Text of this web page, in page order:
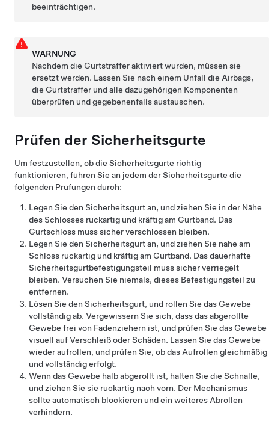
beeinträchtigen.
WARNUNG
Nachdem die Gurtstraffer aktiviert wurden, müssen sie
ersetzt werden. Lassen Sie nach einem Unfall die Airbags,
die Gurtstraffer und alle dazugehörigen Komponenten
überprüfen und gegebenenfalls austauschen.
Prüfen der Sicherheitsgurte
Um festzustellen, ob die Sicherheitsgurte richtig
funktionieren, führen Sie an jedem der Sicherheitsgurte die
folgenden Prüfungen durch:
Legen Sie den Sicherheitsgurt an, und ziehen Sie in der Nähe
des Schlosses ruckartig und kräftig am Gurtband. Das
Gurtschloss muss sicher verschlossen bleiben.
Legen Sie den Sicherheitsgurt an, und ziehen Sie nahe am
Schloss ruckartig und kräftig am Gurtband. Das dauerhafte
Sicherheitsgurtbefestigungsteil muss sicher verriegelt
bleiben. Versuchen Sie niemals, dieses Befestigungsteil zu
entfernen.
Lösen Sie den Sicherheitsgurt, und rollen Sie das Gewebe
vollständig ab. Vergewissern Sie sich, dass das abgerollte
Gewebe frei von Fadenziehern ist, und prüfen Sie das Gewebe
visuell auf Verschleiß oder Schäden. Lassen Sie das Gewebe
wieder aufrollen, und prüfen Sie, ob das Aufrollen gleichmäßig
und vollständig erfolgt.
Wenn das Gewebe halb abgerollt ist, halten Sie die Schnalle,
und ziehen Sie sie ruckartig nach vorn. Der Mechanismus
sollte automatisch blockieren und ein weiteres Abrollen
verhindern.